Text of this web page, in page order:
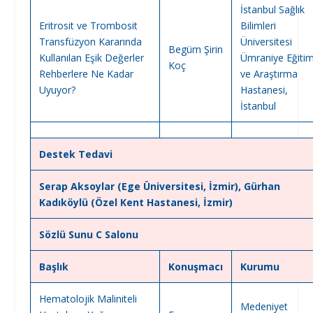
Eritrosit ve Trombosit
Transfüzyon Kararında
Kullanılan Eşik Değerler
Rehberlere Ne Kadar
Uyuyor?
Begüm Şirin
Koç
İstanbul Sağlık
Bilimleri
Üniversitesi
Ümraniye
ve Araştırma
Hastanesi,
İstanbul
Destek Tedavi
Serap Aksoylar (Ege Üniversitesi, İzmir), Gürhan
Kadıköylü (Özel Kent Hastanesi, İzmir)
Sözlü Sunu C Salonu
Başlık Konuşmacı Kurumu
Hematolojik Maliniteli
Medeniyet